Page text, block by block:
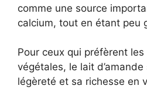
comme une source
calcium, tout en étant peu
Pour ceux qui préfèrent
végétales, le lait
légèreté et sa richesse en